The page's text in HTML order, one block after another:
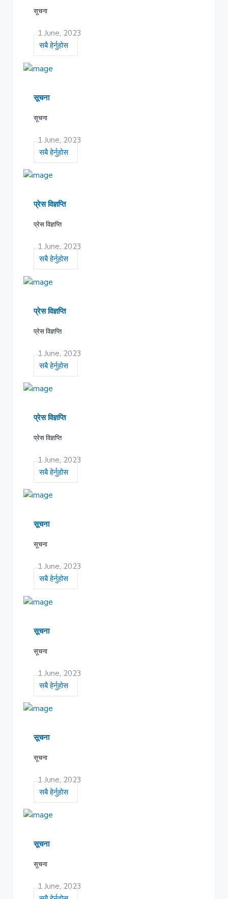
सूचना
1 June, 2023
सबै हेर्नुहोस
सूचना
सूचना
1 June, 2023
सबै हेर्नुहोस
प्रेस विज्ञप्ति
प्रेस विज्ञप्ति
1 June, 2023
सबै हेर्नुहोस
प्रेस विज्ञप्ति
प्रेस विज्ञप्ति
1 June, 2023
सबै हेर्नुहोस
प्रेस विज्ञप्ति
प्रेस विज्ञप्ति
1 June, 2023
सबै हेर्नुहोस
सूचना
सूचना
1 June, 2023
सबै हेर्नुहोस
सूचना
सूचना
1 June, 2023
सबै हेर्नुहोस
सूचना
सूचना
1 June, 2023
सबै हेर्नुहोस
सूचना
सूचना
1 June, 2023